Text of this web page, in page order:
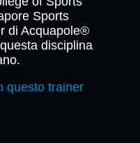
Sports
di Acquapole®
disciplina
questo trainer